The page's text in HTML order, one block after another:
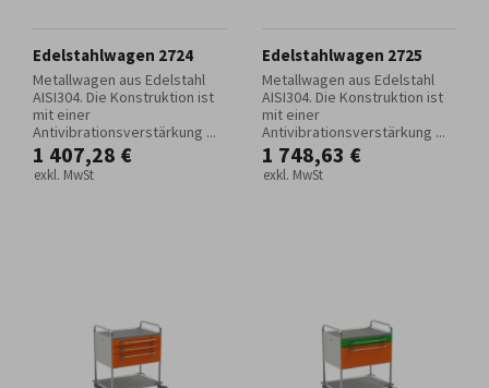
Edelstahlwagen 2724
Metallwagen aus Edelstahl
AISI304. Die Konstruktion ist
mit einer
Antivibrationsverstärkung ...
1 407,28 €
exkl. MwSt
Edelstahlwagen 2725
Metallwagen aus Edelstahl
AISI304. Die Konstruktion ist
mit einer
Antivibrationsverstärkung ...
1 748,63 €
exkl. MwSt